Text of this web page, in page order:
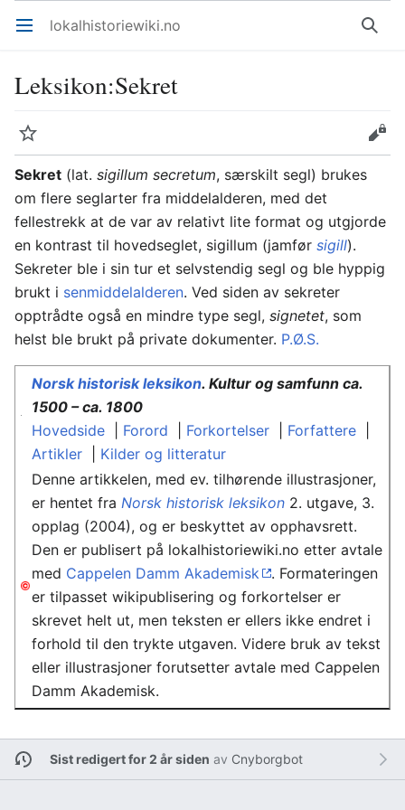
Åpne hovedmenyen lokalhistoriewiki.no Søk
Leksikon:Sekret
Overvåk
Rediger
Sekret (lat. sigillum secretum, særskilt segl) brukes
om flere seglarter fra middelalderen, med det
fellestrekk at de var av relativt lite format og utgjorde
en kontrast til hovedseglet, sigillum (jamfør sigill).
Sekreter ble i sin tur et selvstendig segl og ble hyppig
brukt i senmiddelalderen. Ved siden av sekreter
opptrådte også en mindre type segl, signetet, som
helst ble brukt på private dokumenter. P.Ø.S.
Norsk historisk leksikon. Kultur og samfunn ca.
1500 – ca. 1800
Hovedside| Forord Forkortelser| Forfattere|
Artikler| Kilder og litteratur
Denne artikkelen, med ev. tilhørende illustrasjoner,
er hentet fra Norsk historisk leksikon2. utgave, 3.
opplag (2004), og er beskyttet av opphavsrett.
Den er publisert på lokalhistoriewiki.no etter avtale
med Cappelen Damm Akademisk
. Formateringen
er tilpasset wikipublisering og forkortelser er
skrevet helt ut, men teksten er ellers ikke endret i
forhold til den trykte utgaven. Videre bruk av tekst
eller illustrasjoner forutsetter avtale med Cappelen
Damm Akademisk.
Sist redigert for 2 år siden av Cnyborgbot